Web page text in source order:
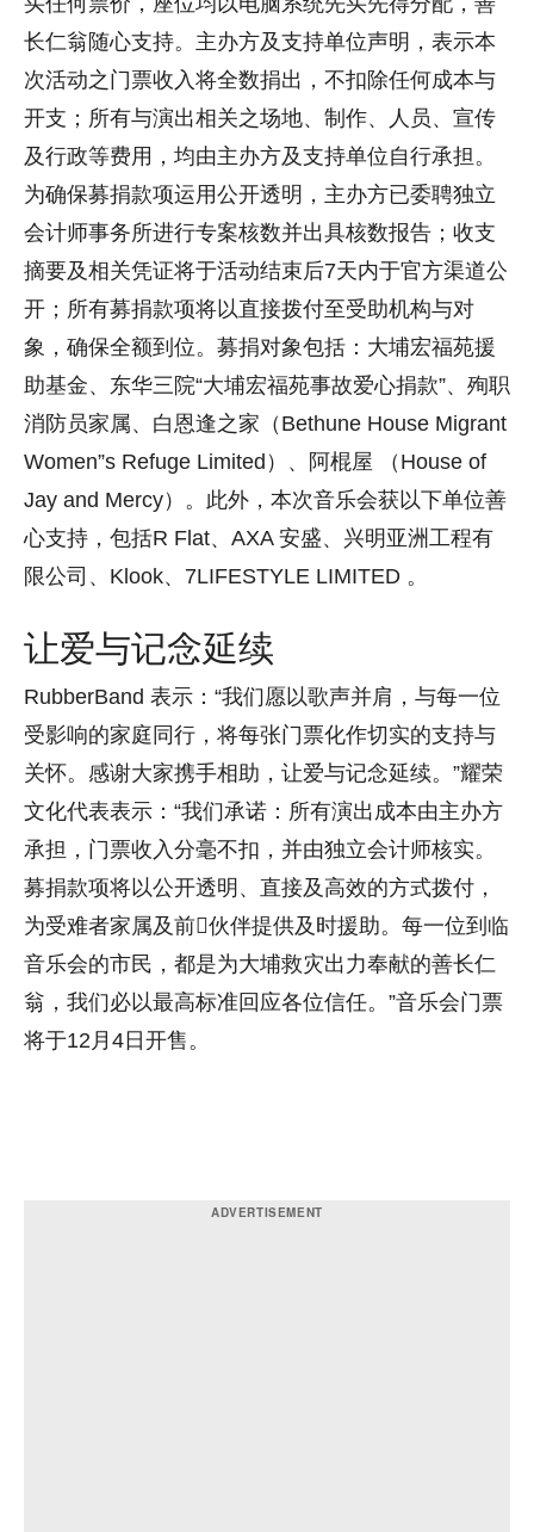
长仁翁随心支持。主办方及支持单位声明，表示本
次活动之门票收入将全数捐出，不扣除任何成本与
开支；所有与演出相关之场地、制作、人员、宣传
及行政等费用，均由主办方及支持单位自行承担。
为确保募捐款项运用公开透明，主办方已委聘独立
会计师事务所进行专案核数并出具核数报告；收支
摘要及相关凭证将于活动结束后7天内于官方渠道公
开；所有募捐款项将以直接拨付至受助机构与对
象，确保全额到位。募捐对象包括：大埔宏福苑援
助基金、东华三院“大埔宏福苑事故爱心捐款”、殉职
消防员家属、白恩逢之家（Bethune House Migrant
Women”s Refuge Limited）、阿棍屋 （House of
Jay and Mercy）。此外，本次音乐会获以下单位善
心支持，包括R Flat、AXA 安盛、兴明亚洲工程有
限公司、Klook、7LIFESTYLE LIMITED 。
让爱与记念延续
RubberBand 表示：“我们愿以歌声并肩，与每一位
受影响的家庭同行，将每张门票化作切实的支持与
关怀。感谢大家携手相助，让爱与记念延续。”耀荣
文化代表表示：“我们承诺：所有演出成本由主办方
承担，门票收入分毫不扣，并由独立会计师核实。
募捐款项将以公开透明、直接及高效的方式拨付，
为受难者家属及前伙伴提供及时援助。每一位到临
音乐会的市民，都是为大埔救灾出力奉献的善长仁
翁，我们必以最高标准回应各位信任。”音乐会门票
将于12月4日开售。